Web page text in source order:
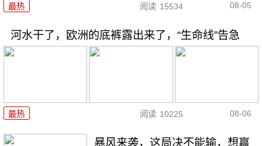
最热 阅读 15534 08-05
河水干了，欧洲的底裤露出来了，“生命线”告急
最热 阅读 10225 08-06
暴风来袭，这局决不能输，想赢